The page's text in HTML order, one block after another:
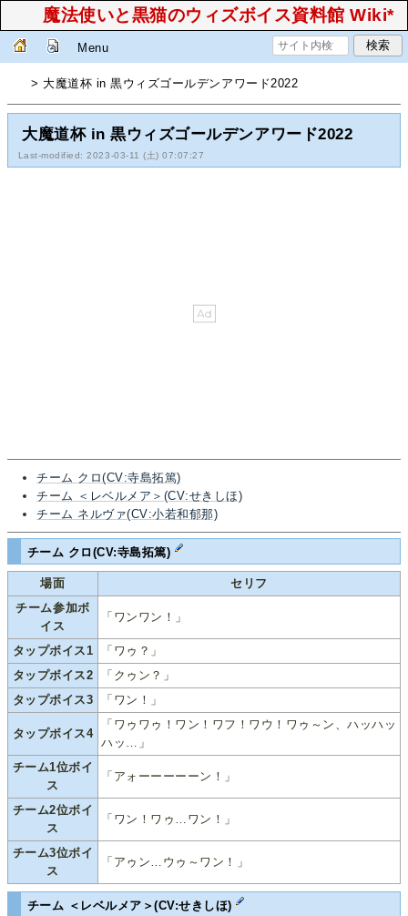
魔法使いと黒猫のウィズボイス資料館 Wiki*
Menu
> 大魔道杯 in 黒ウィズゴールデンアワード2022
大魔道杯 in 黒ウィズゴールデンアワード2022
Last-modified: 2023-03-11 (土) 07:07:27
チーム クロ(CV:寺島拓篤)
チーム ＜レベルメア＞(CV:せきしほ)
チーム ネルヴァ(CV:小若和郁那)
チーム クロ(CV:寺島拓篤)
場面
セリフ
チーム参加ボ
イス
「ワンワン！」
タップボイス1
「ワゥ？」
タップボイス2
「クゥン？」
タップボイス3
「ワン！」
タップボイス4
「ワゥワゥ！ワン！ワフ！ワウ！ワゥ～ン、ハッハッ
ハッ…」
チーム1位ボイ
ス
「アォーーーーーン！」
チーム2位ボイ
ス
「ワン！ワゥ…ワン！」
チーム3位ボイ
ス
「アゥン…ウゥ～ワン！」
チーム ＜レベルメア＞(CV:せきしほ)